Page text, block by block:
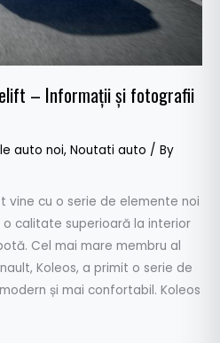
– Informații și fotografii
auto noi, Noutati auto / By
vine cu o serie de elemente noi
calitate superioară la interior
Cel mai mare membru al
Koleos, a primit o serie de
și mai confortabil. Koleos